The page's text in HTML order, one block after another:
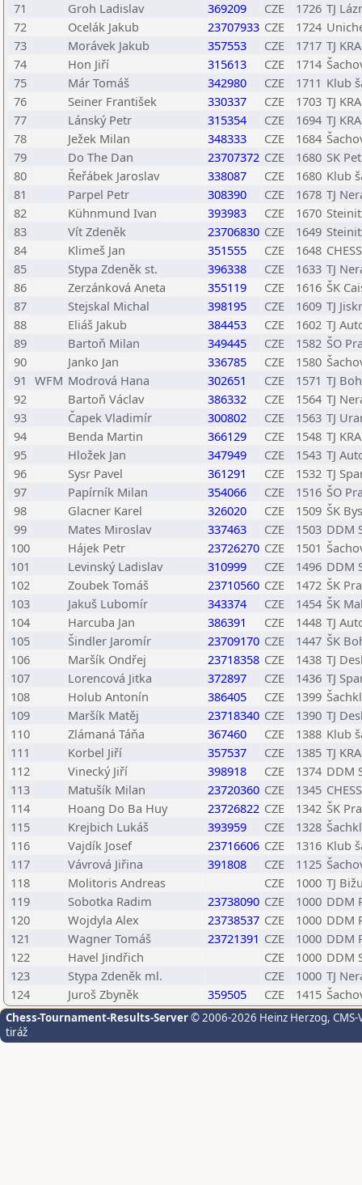
71 Groh Ladislav 369209 CZE 1726 TJ
72
Ocelák Jakub 23707933 CZE 1724
73
Morávek Jakub 357553 CZE 1717 TJ
74
Hon Jiří 315613 CZE 1714
75
Már Tomáš 342980 CZE 1711 Klub
76
Seiner František 330337 CZE 1703 TJ
77
Lánský Petr 315354 CZE 1694 TJ
78
Ježek Milan 348333 CZE 1684
79
Do The Dan 23707372 CZE 1680 SK
80
Řeřábek Jaroslav 338087 CZE 1680 Klub
81
Parpel Petr 308390 CZE 1678 TJ
82
Kühnmund Ivan 393983 CZE 1670
83
Vít Zdeněk 23706830 CZE 1649
84
Klimeš Jan 351555 CZE 1648
85
Stypa Zdeněk st. 396338 CZE 1633 TJ
86
Zerzánková Aneta 355119 CZE 1616 ŠK
87
Stejskal Michal 398195 CZE 1609 TJ
88
Eliáš Jakub 384453 CZE 1602 TJ
89
Bartoň Milan 349445 CZE 1582 ŠO
90
Janko Jan 336785 CZE 1580
91 WFM Modrová Hana 302651 CZE 1571 TJ
92
Bartoň Václav 386332 CZE 1564 TJ
93
Čapek Vladimír 300802 CZE 1563 TJ
94
Benda Martin 366129 CZE 1548 TJ
95
Hložek Jan 347949 CZE 1543 TJ
96
Sysr Pavel 361291 CZE 1532 TJ
97
Papírník Milan 354066 CZE 1516 ŠO
98
Glacner Karel 326020 CZE 1509 ŠK
99
Mates Miroslav 337463 CZE 1503 DDM
100
Hájek Petr 23726270 CZE 1501
101
Levinský Ladislav 310999 CZE 1496 DDM
102
Zoubek Tomáš 23710560 CZE 1472 ŠK
103
Jakuš Lubomír 343374 CZE 1454 ŠK
104
Harcuba Jan 386391 CZE 1448 TJ
105
Šindler Jaromír 23709170 CZE 1447 ŠK
106
Maršík Ondřej 23718358 CZE 1438 TJ
107
Lorencová Jitka 372897 CZE 1436 TJ
108
Holub Antonín 386405 CZE 1399
109
Maršík Matěj 23718340 CZE 1390 TJ
110
Zlámaná Táňa 367460 CZE 1388 Klub
111
Korbel Jiří 357537 CZE 1385 TJ
112
Vinecký Jiří 398918 CZE 1374 DDM
113
Matušík Milan 23720360 CZE 1345
114
Hoang Do Ba Huy 23726822 CZE 1342 ŠK
115
Krejbich Lukáš 393959 CZE 1328
116
Vajdík Josef 23716606 CZE 1316 Klub
117
Vávrová Jiřina 391808 CZE 1125
118
Molitoris Andreas CZE 1000 TJ
119
Sobotka Radim 23738090 CZE 1000 DDM
120
Wojdyla Alex 23738537 CZE 1000 DDM
121
Wagner Tomáš 23721391 CZE 1000 DDM
122
Havel Jindřich CZE 1000 DDM
123
Stypa Zdeněk ml. CZE 1000 TJ
124
Juroš Zbyněk 359505 CZE 1415
Chess-Tournament-Results-Server© 2006-2026 Heinz Herzog,
tiráž